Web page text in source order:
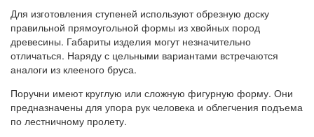
Для изготовления ступеней используют обрезную доску
правильной прямоугольной формы из хвойных пород
древесины. Габариты изделия могут незначительно
отличаться. Наряду с цельными вариантами встречаются
аналоги из клееного бруса.
Поручни имеют круглую или сложную фигурную форму. Они
предназначены для упора рук человека и облегчения подъема
по лестничному пролету.